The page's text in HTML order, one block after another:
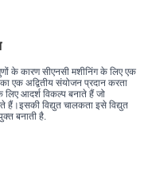
के कारण सीएनसी मशीनिंग के लिए एक
एक अद्वितीय संयोजन प्रदान करता
आदर्श विकल्प बनाते हैं जो
हैं।इसकी विद्युत चालकता इसे विद्युत
बनाती है.